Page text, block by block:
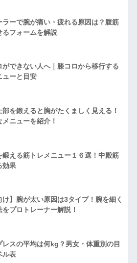
ラーで腕が痛い・疲れる原因は？腹筋
るフォームを解説
ができない人へ｜膝コロから移行する
ューと目安
部を鍛えると胸がたくましく見える！
ニューを紹介！
鍛える筋トレメニュー１６選！中殿筋
効果
け】腕が太い原因は3タイプ！腕を細く
をプロトレーナー解説！
レスの平均は何kg？男女・体重別の目
ル表